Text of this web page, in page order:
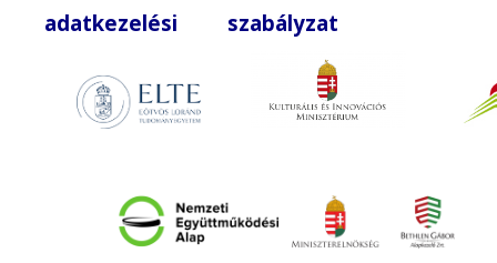
adatkezelési szabályzat